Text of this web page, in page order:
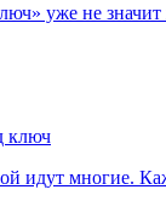
уже не
ключ
идут многие.